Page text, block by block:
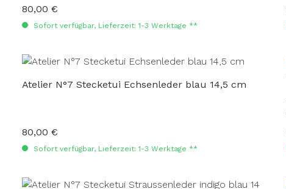
Regulärer Preis:
80,00 €
Sofort verfügbar, Lieferzeit: 1-3 Werktage **
Atelier N°7 Stecketui Echsenleder blau 14,5 cm
Regulärer Preis:
80,00 €
Sofort verfügbar, Lieferzeit: 1-3 Werktage **